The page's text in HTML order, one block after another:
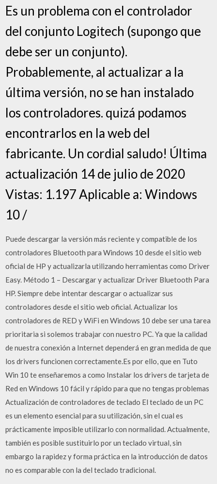
Es un problema con el controlador
del conjunto Logitech (supongo que
debe ser un conjunto).
Probablemente, al actualizar a la
última versión, no se han instalado
los controladores. quizá podamos
encontrarlos en la web del
fabricante. Un cordial saludo! Última
actualización 14 de julio de 2020
Vistas: 1.197 Aplicable a: Windows
10 /
Puede descargar la versión más reciente y compatible de los
controladores Bluetooth para Windows 10 desde el sitio web
oficial de HP y actualizarla utilizando herramientas como Driver
Easy. Método 1 – Descargar y actualizar Driver Bluetooth Para
HP. Siempre debe intentar descargar o actualizar sus
controladores desde el sitio web oficial. Actualizar los
controladores de RED y WiFi en Windows 10 debe ser una tarea
prioritaria si solemos trabajar con nuestro PC. Ya que la calidad
de nuestra conexión a Internet dependerá en gran medida de que
los drivers funcionen correctamente.Es por ello, que en Tuto
Win 10 te enseñaremos a como Instalar los drivers de tarjeta de
Red en Windows 10 fácil y rápido para que no tengas problemas
Actualización de controladores de teclado El teclado de un PC
es un elemento esencial para su utilización, sin el cual es
prácticamente imposible utilizarlo con normalidad. Actualmente,
también es posible sustituirlo por un teclado virtual, sin
embargo la rapidez y forma práctica en la introducción de datos
no es comparable con la del teclado tradicional.